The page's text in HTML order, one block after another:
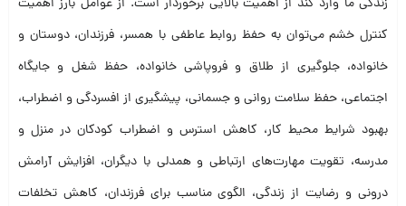
زندگی ما وارد کند از اهمیت بالایی برخوردار است. از عوامل بارز اهمیت
کنترل خشم می‌توان به حفظ روابط عاطفی با همسر، فرزندان، دوستان و
خانواده، جلوگیری از طلاق و فروپاشی خانواده، حفظ شغل و جایگاه
اجتماعی، حفظ سلامت روانی و جسمانی، پیشگیری از افسردگی و اضطراب،
بهبود شرایط محیط کار، کاهش استرس و اضطراب کودکان در منزل و
مدرسه، تقویت مهارت‌های ارتباطی و همدلی با دیگران، افزایش آرامش
درونی و رضایت از زندگی، الگوی مناسب برای فرزندان، کاهش تخلفات